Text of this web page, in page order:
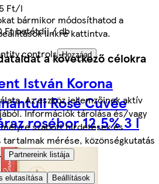
bármikor módosíthatod a
linkre kattintva.
a következő célokra
Az eszköz jellemzőinek aktív
Információk tárolása és/vagy
szabott hirdetések és
mérése, közönségkutatás
Partnereink listája
elutasítása Beállítások
Ft/l
Ft betétdíj / db
controls Hozzáad
István Korona
Rosé Cuvée
rosébor 12,5% 3 l